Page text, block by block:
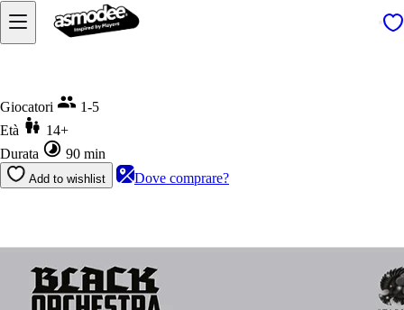
Giocatori
1-5
Età
14+
Durata
90 min
Add to wishlist Dove comprare?